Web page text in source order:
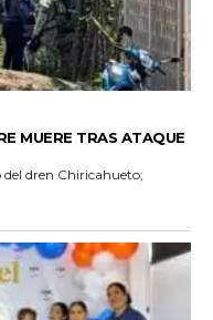
MUERE TRAS ATAQUE
dren Chiricahueto;